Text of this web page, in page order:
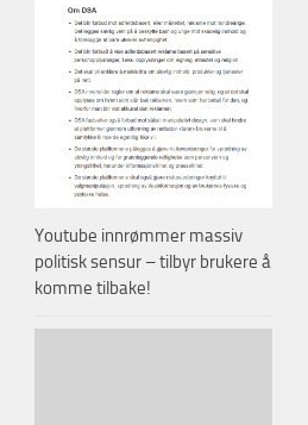
Youtube innrømmer massiv
politisk sensur – tilbyr brukere å
komme tilbake!